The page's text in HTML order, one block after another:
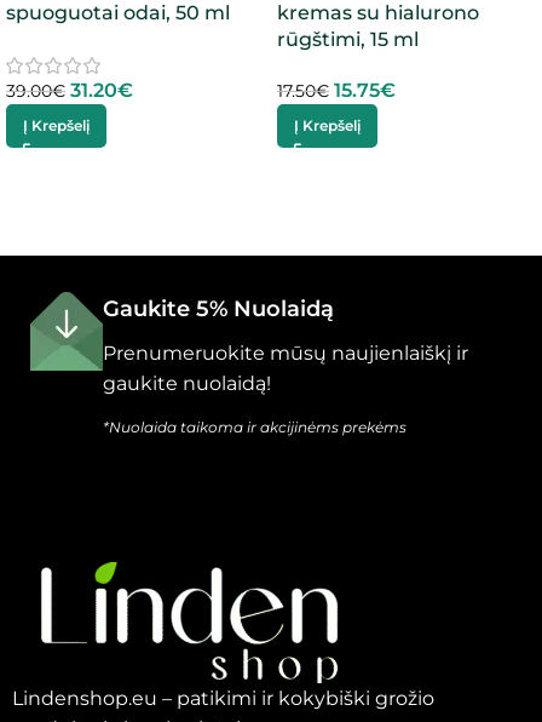
spuoguotai odai, 50 ml
39.00€ 31.20€
Į Krepšelį
kremas su hialurono
rūgštimi, 15 ml
17.50€ 15.75€
Į Krepšelį
Gaukite 5% Nuolaidą
Prenumeruokite mūsų naujienlaiškį ir
gaukite nuolaidą!
*Nuolaida taikoma ir akcijinėms prekėms
Lindenshop.eu – patikimi ir kokybiški grožio